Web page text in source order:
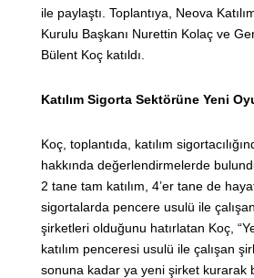
ile paylaştı. Toplantıya, Neova
Kurulu Başkanı Nurettin Kolaç ve
Bülent Koç katıldı.
Katılım Sigorta Sektörüne Yeni
Koç, toplantıda, katılım
hakkında değerlendirmelerde
2 tane tam katılım, 4’er tane de
sigortalarda pencere usulü ile
şirketleri olduğunu hatırlatan Koç,
katılım penceresi usulü ile çalışan
sonuna kadar ya yeni şirket kurarak